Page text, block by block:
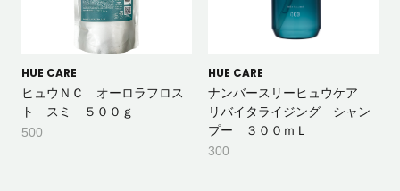
HUE CARE
ヒュウＮＣ オーロラフロス
ト スミ ５００ｇ
500
HUE CARE
ナンバースリーヒュウケア
リバイタライジング シャン
プー ３００ｍＬ
300